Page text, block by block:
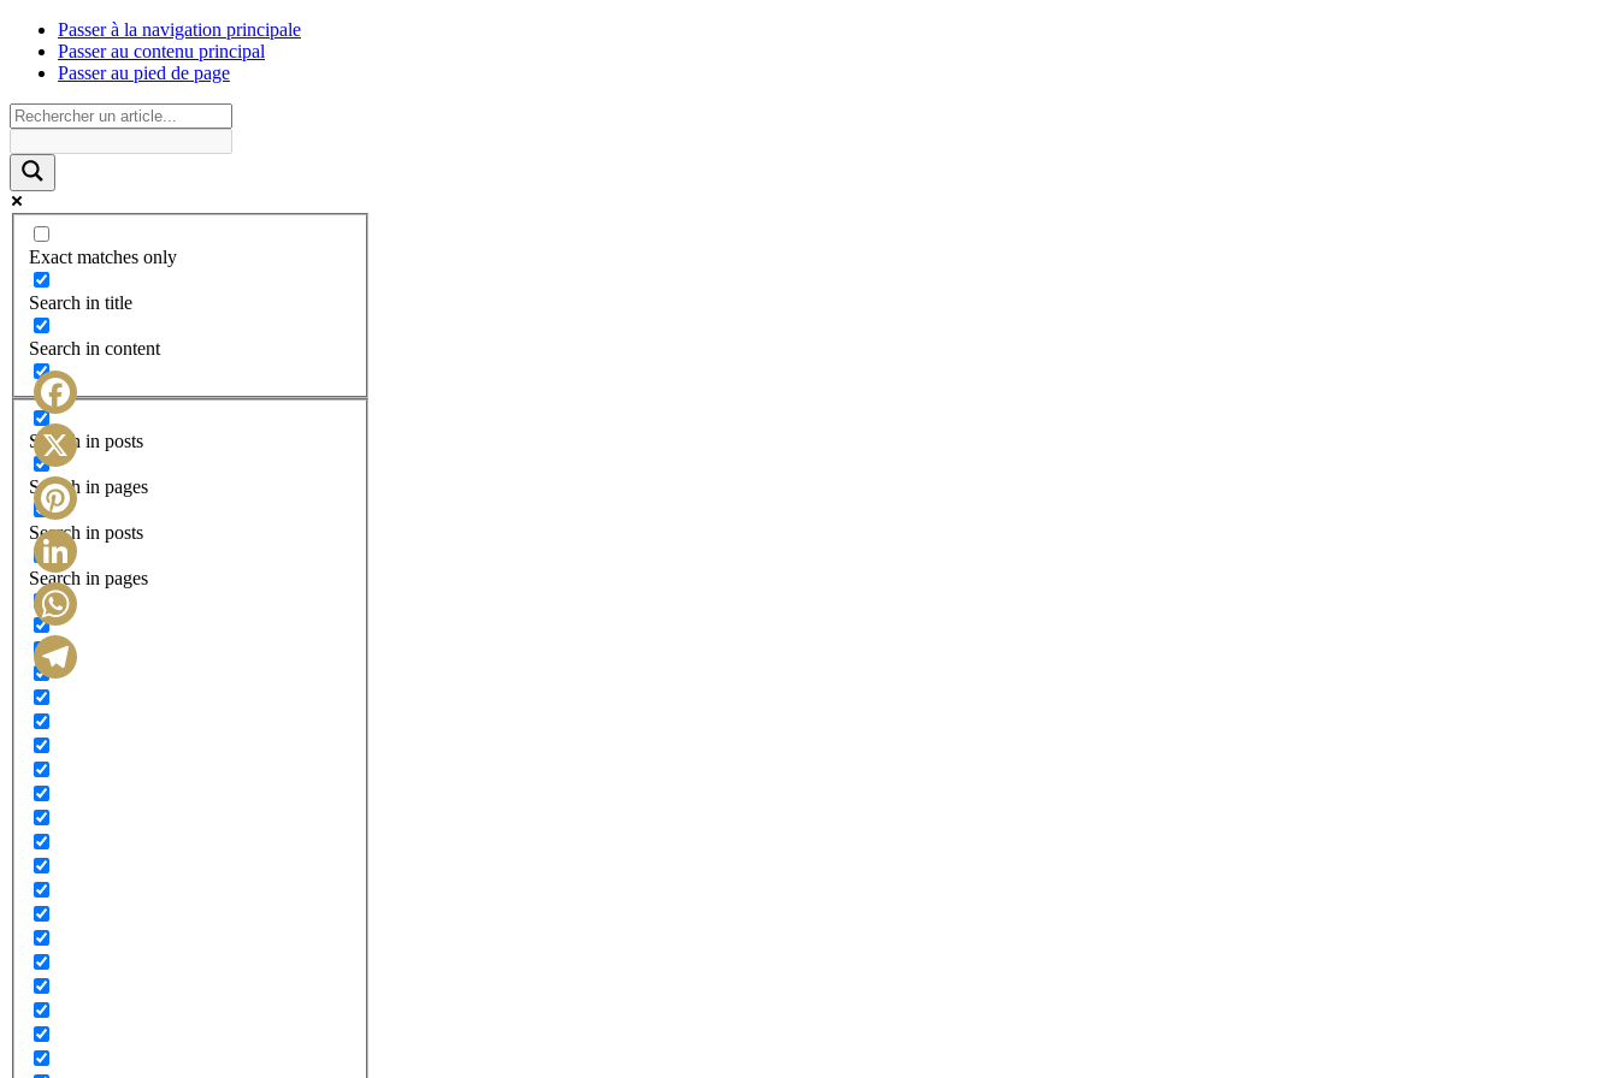
Passer à la navigation principale
Passer au contenu principal
Passer au pied de page
Exact matches only
Search in title
Search in content
Search in posts
Search in pages
Search in posts
Search in pages
Facebook
X
Pinterest
LinkedIn
WhatsApp
Telegram